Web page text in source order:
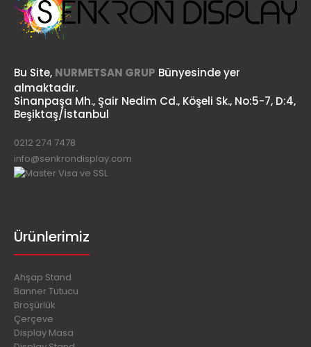
Bu Site, NURMETSAN GRUP Bünyesinde yer
almaktadır.
Sinanpaşa Mh., Şair Nedim Cd., Köşeli Sk., No:5-7, D:4,
Beşiktaş/İstanbul
0212 274 7478
info@senkrondisplay.com
Ürünlerimiz
Ahşap Stand
Banner Tutucu
Broşürlük
Çerçeve
Display Masa